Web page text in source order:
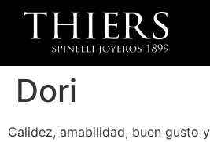
Dori
Calidez, amabilidad, buen gusto